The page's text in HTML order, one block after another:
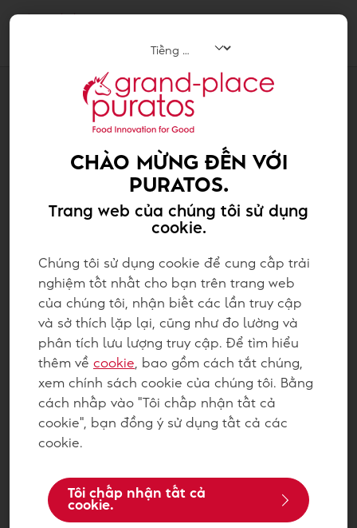
Chocolate
CHÀO MỪNG ĐẾN VỚI
PURATOS.
Trang web của chúng tôi sử dụng
cookie.
Chúng tôi sử dụng cookie để cung cấp trải
nghiệm tốt nhất cho bạn trên trang web
của chúng tôi, nhận biết các lần truy cập
và sở thích lặp lại, cũng như đo lường và
phân tích lưu lượng truy cập. Để tìm hiểu
thêm về cookie, bao gồm cách tắt chúng,
xem chính sách cookie của chúng tôi. Bằng
cách nhấp vào "Tôi chấp nhận tất cả
cookie", bạn đồng ý sử dụng tất cả các
cookie.
Tôi chấp nhận tất cả
cookie.